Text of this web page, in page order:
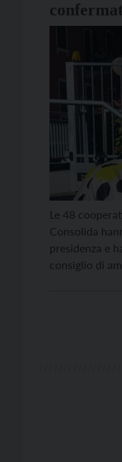
Le 48
Consolida
presidenza e
consiglio di